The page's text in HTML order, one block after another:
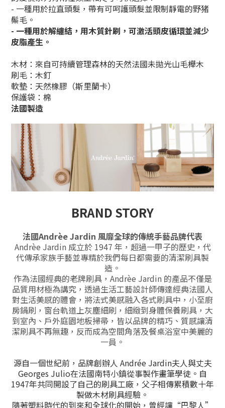
- 一種用於拉直頭髮，帶有可呵護頭髮並限制靜電的野猪
鬃毛。
- 一種用於解纏結，用木質針刷，可激活頭皮循環並減少
皮脂產生。
木材：來自可持續管理森林的天然法國未拋光山毛櫸木
刷毛：木釘
軟墊：天然橡膠（斯里蘭卡）
保護袋：棉
法國製造
BRAND STORY
法國Andrèe Jardin 風靡全球的傳統手藝品牌代表
Andrèe Jardin 成立於 1947 年，超過一甲子的歷史，代
代傳承家族手藝並專精於我們每日都需要的清潔刷具製
造。
作為法國經典的老牌刷具，Andrèe Jardin 的產品不僅是
品質用材極為講究，透過生活工藝設計師傳達經典法國人
對生活美感的體會，將法式美感融入各式刷具中，小至廚
房鍋刷，窗台軌道上灰塵細刷，細緻到身體保養刷具，大
到室內、戶外庭園地板掃帚，皆以品牌的精巧、質感讓清
潔刷具不再無趣，反而成為空間角落及餐桌浴室中美麗的
一員。
源自一個世紀前，品牌創辦人 Andrée Jardin夫人與丈夫
Georges Julio在法國南特小鎮從事製作畫筆學徒。自
1947年共同開設了自己的刷具工廠，父子相傳累積數十年
製做木材刷具經驗。
隨著塑料時代的到來和全球化的開始，曾經讓“巴黎人”